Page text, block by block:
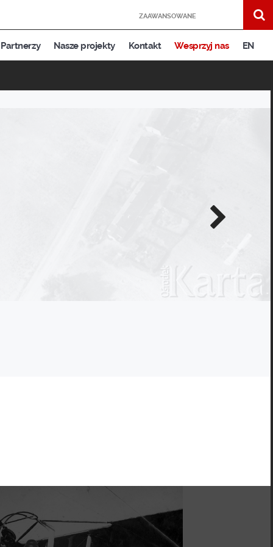
ZAAWANSOWANE
Partnerzy Nasze projekty Kontakt Wesprzyj nas EN
Następne
zdjęcie